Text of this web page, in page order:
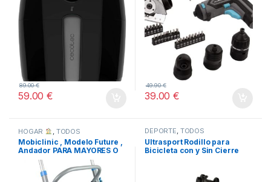
59.00€
89.00€
39.00€
49.90€
HOGAR , TODOS
Mobiclinic , Modelo Future ,
Andador PARA MAYORES O
MINUSVALIDOS
DEPORTE, TODOS
Ultrasport Rodillo para
Bicicleta con y Sin Cierre